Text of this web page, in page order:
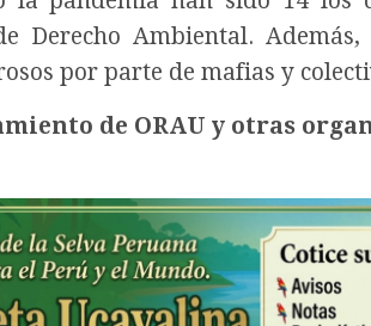
Derecho Ambiental.
por parte de mafias y
de ORAU y otras